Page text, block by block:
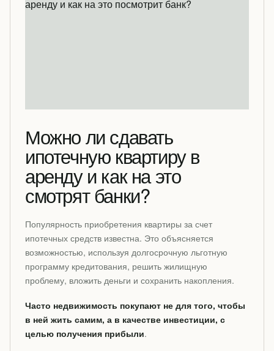
Можно ли сдавать
ипотечную квартиру в
аренду и как на это
смотрят банки?
Популярность приобретения квартиры за счет
ипотечных средств известна. Это объясняется
возможностью, используя долгосрочную льготную
программу кредитования, решить жилищную
проблему, вложить деньги и сохранить накопления.
Часто недвижимость покупают не для того, чтобы
в ней жить самим, а в качестве инвестиции, с
целью получения прибыли.